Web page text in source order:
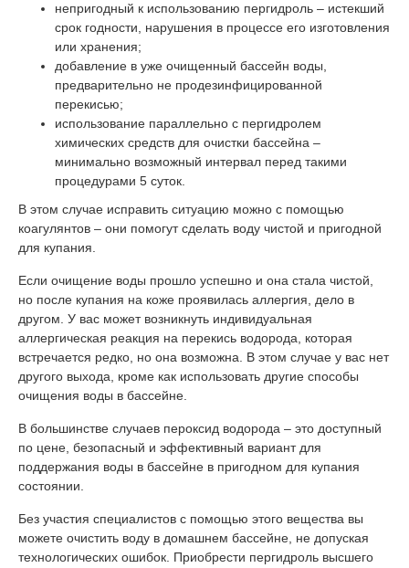
непригодный к использованию пергидроль – истекший
срок годности, нарушения в процессе его изготовления
или хранения;
добавление в уже очищенный бассейн воды,
предварительно не продезинфицированной
перекисью;
использование параллельно с пергидролем
химических средств для очистки бассейна –
минимально возможный интервал перед такими
процедурами 5 суток.
В этом случае исправить ситуацию можно с помощью
коагулянтов – они помогут сделать воду чистой и пригодной
для купания.
Если очищение воды прошло успешно и она стала чистой,
но после купания на коже проявилась аллергия, дело в
другом. У вас может возникнуть индивидуальная
аллергическая реакция на перекись водорода, которая
встречается редко, но она возможна. В этом случае у вас нет
другого выхода, кроме как использовать другие способы
очищения воды в бассейне.
В большинстве случаев пероксид водорода – это доступный
по цене, безопасный и эффективный вариант для
поддержания воды в бассейне в пригодном для купания
состоянии.
Без участия специалистов с помощью этого вещества вы
можете очистить воду в домашнем бассейне, не допуская
технологических ошибок. Приобрести пергидроль высшего